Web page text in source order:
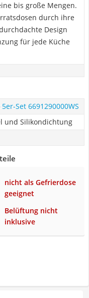
bis große Mengen.
durch ihre
Design
für jede Küche
Set 6691290000WS
und Silikondichtung
nicht als Gefrierdose
geeignet
Belüftung nicht
inklusive